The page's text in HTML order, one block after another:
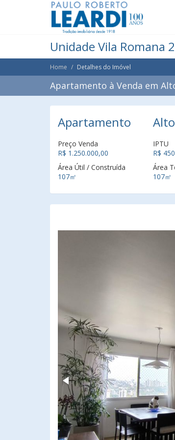
Unidade Vila Romana
Home Detalhes do Imóvel
Apartamento à Venda em
Apartamento
Preço Venda
R$ 1.250.000,00
IPTU
R$
Área Útil / Construída
107㎡
Área
107㎡